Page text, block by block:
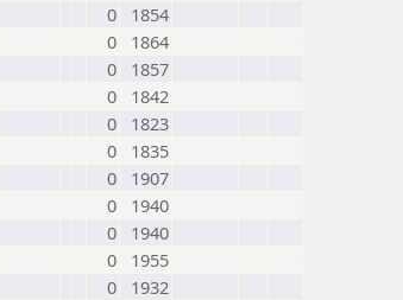
0
1854
0
1864
0
1857
0
1842
0
1823
0
1835
0
1907
0
1940
0
1940
0
1955
0
1932